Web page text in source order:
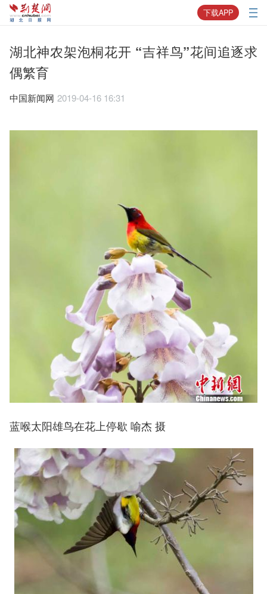
下载APP
湖北神农架泡桐花开 “吉祥鸟”花间追逐求
偶繁育
中国新闻网 2019-04-16 16:31
蓝喉太阳雄鸟在花上停歇 喻杰 摄